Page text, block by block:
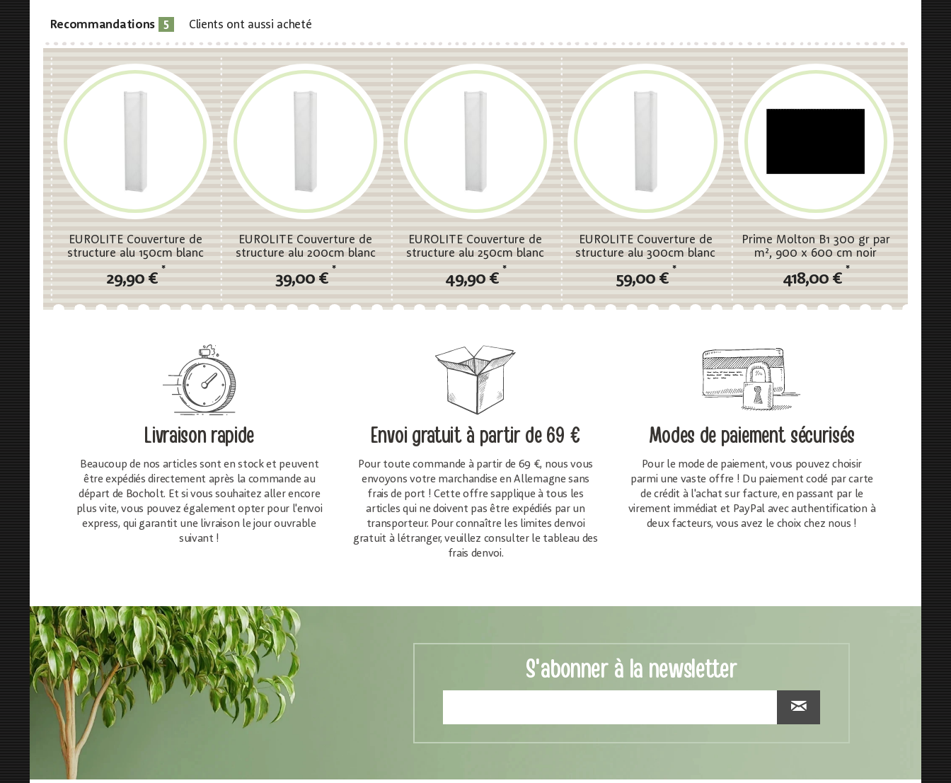
Recommandations 5 Clients ont aussi acheté
EUROLITE Couverture de
structure alu 150cm blanc
29,90 €
*
EUROLITE Couverture de
structure alu 200cm blanc
39,00 €
*
EUROLITE Couverture de
structure alu 250cm blanc
49,90 €
*
EUROLITE Couverture de
structure alu 300cm blanc
59,00 €
*
Prime Molton B1 300 gr par
m², 900 x 600 cm noir
418,00 €
*
Livraison rapide
Beaucoup de nos articles sont en stock et peuvent
être expédiés directement après la commande au
départ de Bocholt. Et si vous souhaitez aller encore
plus vite, vous pouvez également opter pour l'envoi
express, qui garantit une livraison le jour ouvrable
suivant !
Envoi gratuità partir de 69 €
Pour toute commande à partir de 69 €, nous vous
envoyons votre marchandise en Allemagne sans
frais de port ! Cette offre sapplique à tous les
articles qui ne doivent pas être expédiés par un
transporteur. Pour connaître les limites denvoi
gratuit à létranger, veuillez consulter le tableau des
frais denvoi.
Modes de paiement sécurisés
Pour le mode de paiement, vous pouvez choisir
parmi une vaste offre ! Du paiement codé par carte
de crédit à l'achat sur facture, en passant par le
virement immédiat et PayPal avec authentification à
deux facteurs, vous avez le choix chez nous !
S'abonner à la newsletter